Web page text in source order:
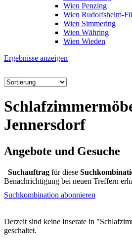
Wien Penzing
Wien Rudolfsheim-
Wien Simmering
Wien Währing
Wien Wieden
Ergebnisse anzeigen
Jennersdorf
Angebote und Gesuche
Suchauftrag für diese
Benachrichtigung bei neuen Treffern
Suchkombination abonnieren
Derzeit sind keine Inserate in
geschaltet.